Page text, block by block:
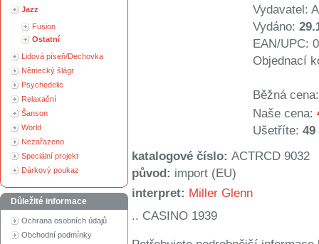
Jazz
Fusion
Ostatní
Lidová píseň/Dechovka
Německý šlágr
Psychedelic
Relaxační
Šanson
World
Nezařazeno
Speciální projekt
Dárkový poukaz
Důležité informace
Ochrana osobních údajů
Obchodní podmínky
Vydavatel:
Vydáno:
EAN/UPC:
Objednací
Běžná cena:
Naše cena:
Ušetříte: 49
katalogové číslo: ACTRCD 9032
původ: import (EU)
interpret: Miller Glenn
.. CASINO 1939